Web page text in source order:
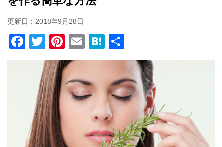
更新日： 2018年9月28日
F
o
o
T
wi
tt
er
Pi
nt
er
e
st
E
m
H
at
n
a
有